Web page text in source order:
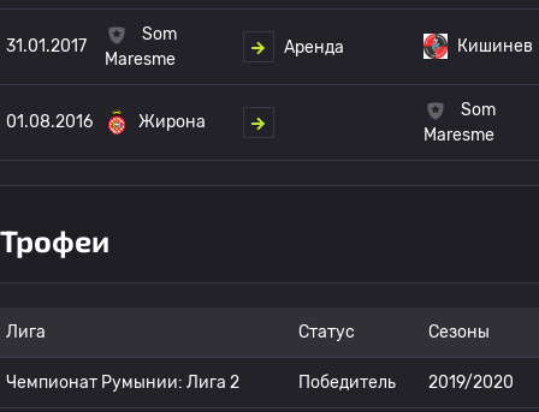
31.01.2017
Som
Maresme
Аренда Кишинев
01.08.2016 Жирона
Som
Maresme
Трофеи
Лига Статус Сезоны
Чемпионат Румынии: Лига 2 Победитель 2019/2020